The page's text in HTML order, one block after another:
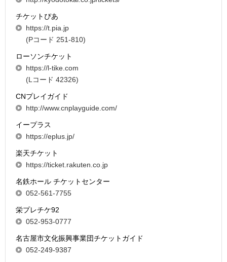
チケットぴあ
https://t.pia.jp
(Pコード 251-810)
ローソンチケット
https://l-tike.com
(Lコード 42326)
CNプレイガイド
http://www.cnplayguide.com/
イープラス
https://eplus.jp/
楽天チケット
https://ticket.rakuten.co.jp
名鉄ホール チケットセンター
052-561-7755
栄プレチケ92
052-953-0777
名古屋市文化振興事業団チケットガイド
052-249-9387